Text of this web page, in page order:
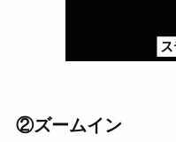
②ズームイン